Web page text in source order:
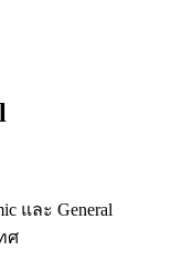
และ General
ศ